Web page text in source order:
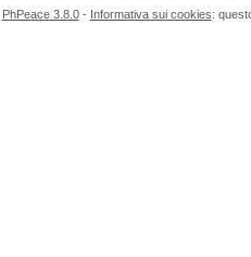
PhPeace 3.8.0- Informativa sui cookies: